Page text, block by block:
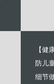
【健
防儿
细节